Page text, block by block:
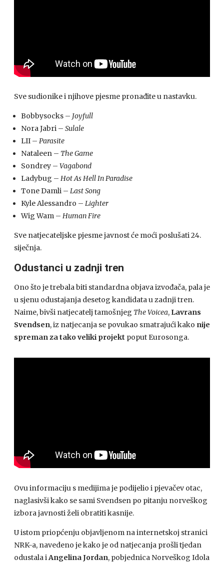
Sve sudionike i njihove pjesme pronađite u nastavku.
Bobbysocks – Joyfull
Nora Jabri – Sulale
LII – Parasite
Nataleen – The Game
Sondrey – Vagabond
Ladybug – Hot As Hell In Paradise
Tone Damli – Last Song
Kyle Alessandro – Lighter
Wig Wam – Human Fire
Sve natjecateljske pjesme javnost će moći poslušati 24.
siječnja.
Odustanci u zadnji tren
Ono što je trebala biti standardna objava izvođača, pala je
u sjenu odustajanja desetog kandidata u zadnji tren.
Naime, bivši natjecatelj tamošnjeg The Voicea, Lavrans
Svendsen, iz natjecanja se povukao smatrajući kako nije
spreman za tako veliki projekt poput Eurosonga.
Ovu informaciju s medijima je podijelio i pjevačev otac,
naglasivši kako se sami Svendsen po pitanju norveškog
izbora javnosti želi obratiti kasnije.
U istom priopćenju objavljenom na internetskoj stranici
NRK-a, navedeno je kako je od natjecanja prošli tjedan
odustala iAngelina Jordan, pobjednica Norveškog Idola